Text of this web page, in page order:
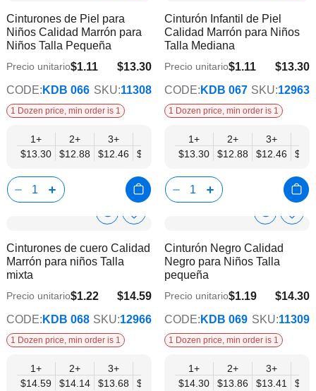
Info
lista
deseos
Cinturones de Piel para
Niños Calidad Marrón para
Niños Talla Pequeña
$13.30
$10.80
Precio unitario$1.11
CODE: KDB 066 SKU:11308
1 Dozen price, min order is 1
1+
$13.30
2+
$12.88
3+
$12.46
$12.05
6+
$11.63
9+
$11.22
12+
$10.80
Info
lista
Cinturón Infantil de Piel
Calidad Marrón para Niños
Talla Mediana
$13.30
$10.80
Precio unitario$1.11
CODE: KDB 067 SKU:12963
1 Dozen price, min order is 1
1+
$13.30
2+
$12.88
3+
$12.46
Show
Info
Añadir
la
deseos
Cinturones de cuero Calidad
Marrón para niños Talla
mixta
$14.59
$11.86
Precio unitario$1.22
CODE: KDB 068 SKU:12966
1 Dozen price, min order is 1
1+
$14.59
2+
$14.14
3+
$13.68
$13.22
6+
$12.77
9+
$12.31
12+
$11.86
Show
Info
Cinturón Negro Calidad
Negro para Niños Talla
pequeña
$14.30
$11.62
Precio unitario$1.19
CODE: KDB 069 SKU:11309
1 Dozen price, min order is 1
1+
$14.30
2+
$13.86
3+
$13.41